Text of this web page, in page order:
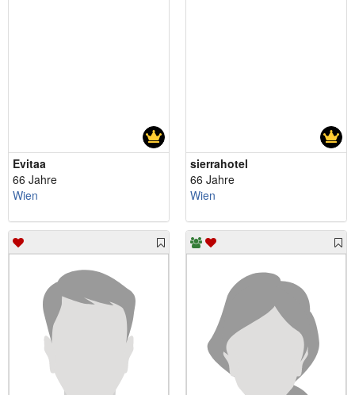
Evitaa
66 Jahre
Wien
sierrahotel
66 Jahre
Wien